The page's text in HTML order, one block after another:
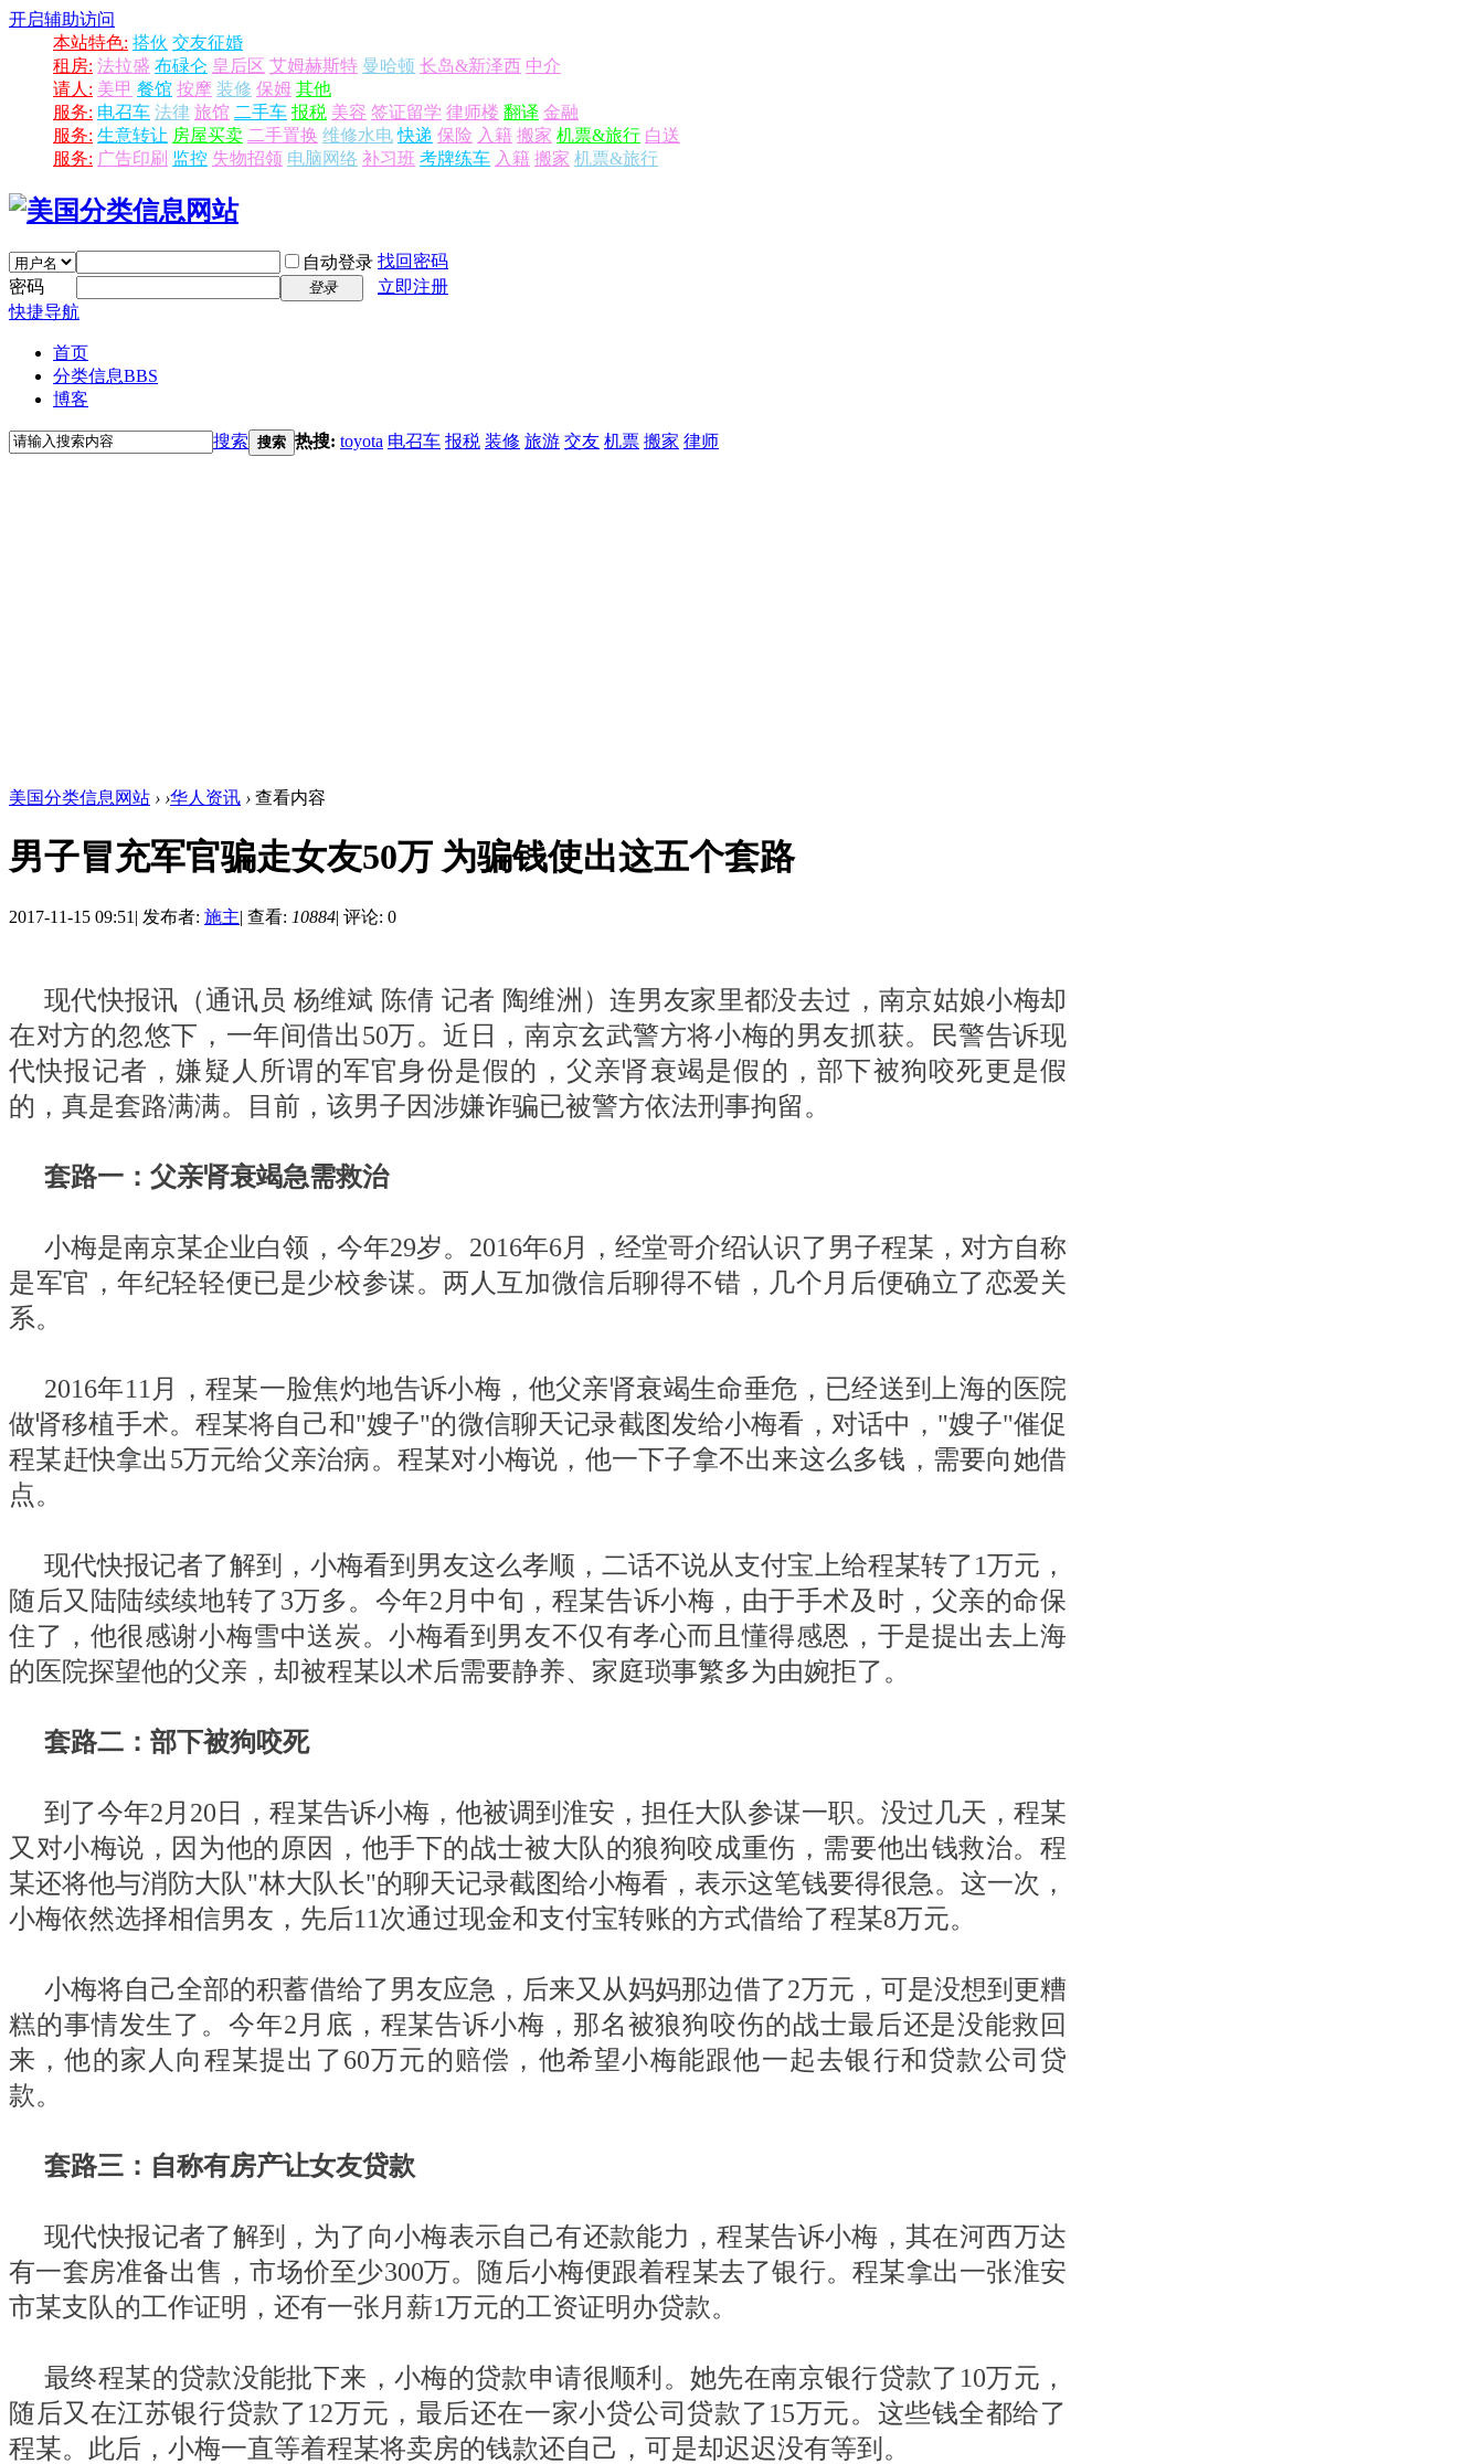
开启辅助访问
本站特色: 搭伙 交友征婚
租房: 法拉盛 布碌仑 皇后区 艾姆赫斯特 曼哈顿 长岛&新泽西 中介
请人: 美甲 餐馆 按摩 装修 保姆 其他
服务: 电召车 法律 旅馆 二手车 报税 美容 签证留学 律师楼 翻译 金融
服务: 生意转让 房屋买卖 二手置换 维修水电 快递 保险 入籍 搬家 机票&旅行 白送
服务: 广告印刷 监控 失物招领 电脑网络 补习班 考牌练车 入籍 搬家 机票&旅行
自动登录 找回密码
密码
登录
立即注册
快捷导航
首页
分类信息BBS
博客
搜索 搜索 热搜: toyota 电召车 报税 装修 旅游 交友 机票 搬家 律师
美国分类信息网站 › ›华人资讯 › 查看内容
男子冒充军官骗走女友50万 为骗钱使出这五个套路
2017-11-15 09:51 | 发布者: 施主| 查看: 10884| 评论: 0
现代快报讯（通讯员 杨维斌 陈倩 记者 陶维洲）连男友家里都没去过，南京姑娘小梅却
在对方的忽悠下，一年间借出50万。近日，南京玄武警方将小梅的男友抓获。民警告诉现
代快报记者，嫌疑人所谓的军官身份是假的，父亲肾衰竭是假的，部下被狗咬死更是假
的，真是套路满满。目前，该男子因涉嫌诈骗已被警方依法刑事拘留。
套路一：父亲肾衰竭急需救治
小梅是南京某企业白领，今年29岁。2016年6月，经堂哥介绍认识了男子程某，对方自称
是军官，年纪轻轻便已是少校参谋。两人互加微信后聊得不错，几个月后便确立了恋爱关
系。
2016年11月，程某一脸焦灼地告诉小梅，他父亲肾衰竭生命垂危，已经送到上海的医院
做肾移植手术。程某将自己和"嫂子"的微信聊天记录截图发给小梅看，对话中，"嫂子"催促
程某赶快拿出5万元给父亲治病。程某对小梅说，他一下子拿不出来这么多钱，需要向她借
点。
现代快报记者了解到，小梅看到男友这么孝顺，二话不说从支付宝上给程某转了1万元，
随后又陆陆续续地转了3万多。今年2月中旬，程某告诉小梅，由于手术及时，父亲的命保
住了，他很感谢小梅雪中送炭。小梅看到男友不仅有孝心而且懂得感恩，于是提出去上海
的医院探望他的父亲，却被程某以术后需要静养、家庭琐事繁多为由婉拒了。
套路二：部下被狗咬死
到了今年2月20日，程某告诉小梅，他被调到淮安，担任大队参谋一职。没过几天，程某
又对小梅说，因为他的原因，他手下的战士被大队的狼狗咬成重伤，需要他出钱救治。程
某还将他与消防大队"林大队长"的聊天记录截图给小梅看，表示这笔钱要得很急。这一次，
小梅依然选择相信男友，先后11次通过现金和支付宝转账的方式借给了程某8万元。
小梅将自己全部的积蓄借给了男友应急，后来又从妈妈那边借了2万元，可是没想到更糟
糕的事情发生了。今年2月底，程某告诉小梅，那名被狼狗咬伤的战士最后还是没能救回
来，他的家人向程某提出了60万元的赔偿，他希望小梅能跟他一起去银行和贷款公司贷
款。
套路三：自称有房产让女友贷款
现代快报记者了解到，为了向小梅表示自己有还款能力，程某告诉小梅，其在河西万达
有一套房准备出售，市场价至少300万。随后小梅便跟着程某去了银行。程某拿出一张淮安
市某支队的工作证明，还有一张月薪1万元的工资证明办贷款。
最终程某的贷款没能批下来，小梅的贷款申请很顺利。她先在南京银行贷款了10万元，
随后又在江苏银行贷款了12万元，最后还在一家小贷公司贷款了15万元。这些钱全都给了
程某。此后，小梅一直等着程某将卖房的钱款还自己，可是却迟迟没有等到。